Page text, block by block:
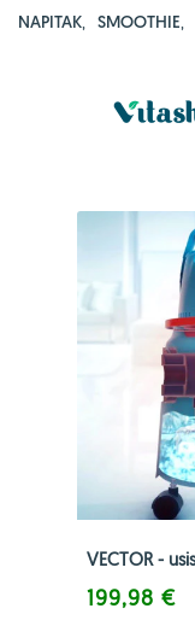
NAPITAK, SMOOTHIE,
VECTOR -
199,98 €